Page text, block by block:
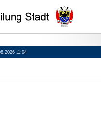
11:04